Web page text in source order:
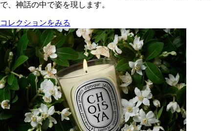
で、神話の中で姿を現します。
コレクションをみる